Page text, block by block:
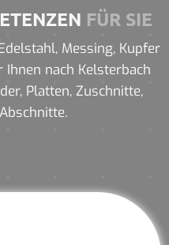
FÜR SIE
Messing, Kupfer
nach Kelsterbach
Platten, Zuschnitte,